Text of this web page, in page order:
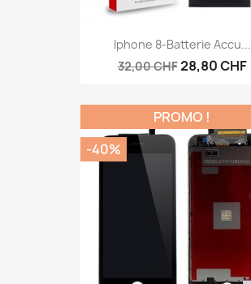
Iphone 8-Batterie Accu...
32,00 CHF28,80 CHF
PROMO !
-40%